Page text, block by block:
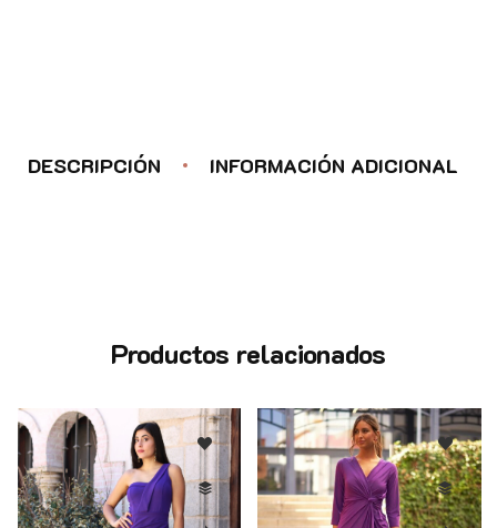
DESCRIPCIÓN INFORMACIÓN ADICIONAL
Productos relacionados